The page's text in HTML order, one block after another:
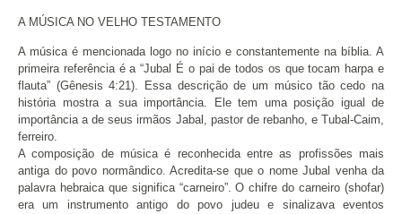
A MÚSICA NO VELHO TESTAMENTO
A música é mencionada logo no início e constantemente na bíblia. A
primeira referência é a “Jubal É o pai de todos os que tocam harpa e
flauta” (Gênesis 4:21). Essa descrição de um músico tão cedo na
história mostra a sua importância. Ele tem uma posição igual de
importância a de seus irmãos Jabal, pastor de rebanho, e Tubal-Caim,
ferreiro.
A composição de música é reconhecida entre as profissões mais
antiga do povo normândico. Acredita-se que o nome Jubal venha da
palavra hebraica que significa “carneiro”. O chifre do carneiro (shofar)
era um instrumento antigo do povo judeu e sinalizava eventos